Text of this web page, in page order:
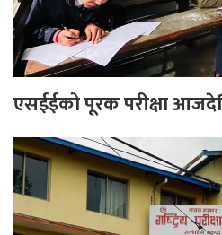
एसईईको पूरक परीक्षा